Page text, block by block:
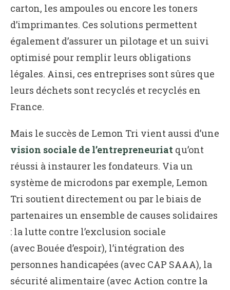
carton, les ampoules ou encore les toners
d’imprimantes. Ces solutions permettent
également d’assurer un pilotage et un suivi
optimisé pour remplir leurs obligations
légales. Ainsi, ces entreprises sont sûres que
leurs déchets sont recyclés et recyclés en
France.
Mais le succès de Lemon Tri vient aussi d’une
vision sociale de l’entrepreneuriat qu’ont
réussi à instaurer les fondateurs. Via un
système de microdons par exemple, Lemon
Tri soutient directement ou par le biais de
partenaires un ensemble de causes solidaires
: la lutte contre l’exclusion sociale
(avec Bouée d’espoir), l’intégration des
personnes handicapées (avec CAP SAAA), la
sécurité alimentaire (avec Action contre la